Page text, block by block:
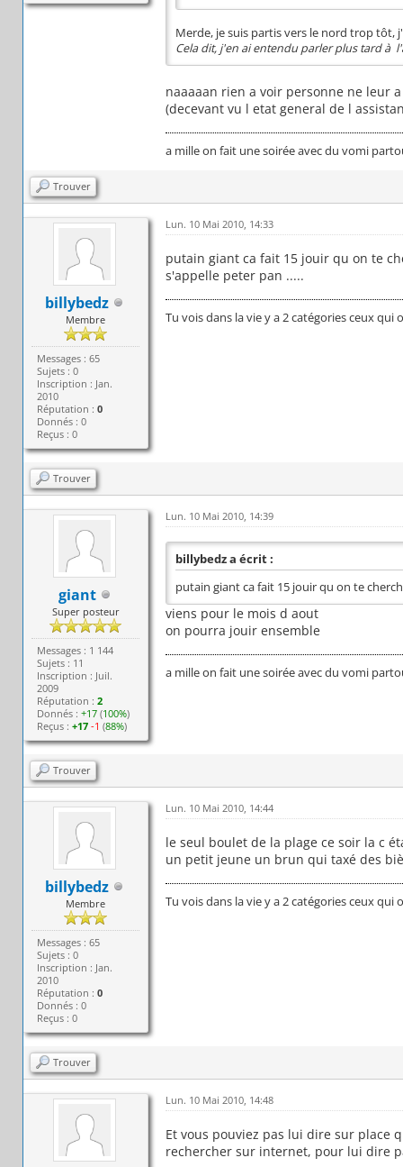
Merde, je suis partis vers le nord trop tôt,
Cela dit, j'en ai entendu parler plus tard à
naaaaan rien a voir personne ne leur
(decevant vu l etat general de l
a mille on fait une soirée avec du vomi
Trouver
billybedz
Membre
Messages : 65
Sujets : 0
Inscription : Jan.
2010
Réputation :0
Donnés : 0
Reçus : 0
Lun. 10 Mai 2010, 14:33
putain giant ca fait 15 jouir qu on te
s'appelle peter pan .....
Tu vois dans la vie y a 2 catégories ceux
Trouver
giant
Super posteur
Messages : 1 144
Sujets : 11
Inscription : Juil.
2009
Réputation :2
Donnés :+17 (100%)
Reçus :+17 -1 (88%)
Lun. 10 Mai 2010, 14:39
billybedz a écrit :
putain giant ca fait 15 jouir qu on te
viens pour le mois d aout
on pourra jouir ensemble
a mille on fait une soirée avec du vomi
Trouver
billybedz
Membre
Messages : 65
Sujets : 0
Inscription : Jan.
2010
Réputation :0
Donnés : 0
Reçus : 0
Lun. 10 Mai 2010, 14:44
le seul boulet de la plage ce soir la c
un petit jeune un brun qui taxé des
Tu vois dans la vie y a 2 catégories ceux
Trouver
Lun. 10 Mai 2010, 14:48
Et vous pouviez pas lui dire sur place
rechercher sur internet, pour lui dire